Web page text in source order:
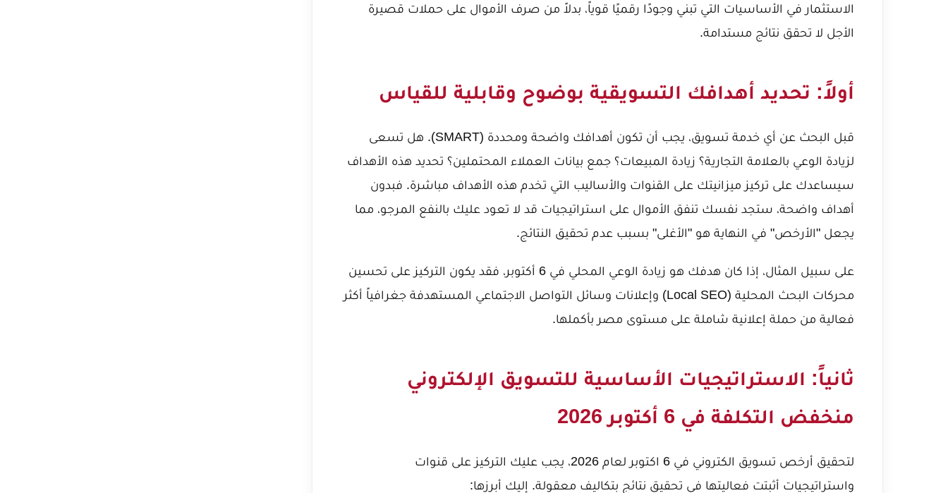
الاستثمار في الأساسيات التي تبني وجودًا رقميًا قوياً، بدلاً من صرف الأموال على حملات قصيرة
الأجل لا تحقق نتائج مستدامة.
أولاً: تحديد أهدافك التسويقية بوضوح وقابلية للقياس
قبل البحث عن أي خدمة تسويق، يجب أن تكون أهدافك واضحة ومحددة (SMART). هل تسعى
لزيادة الوعي بالعلامة التجارية؟ زيادة المبيعات؟ جمع بيانات العملاء المحتملين؟ تحديد هذه الأهداف
سيساعدك على تركيز ميزانيتك على القنوات والأساليب التي تخدم هذه الأهداف مباشرة. فبدون
أهداف واضحة، ستجد نفسك تنفق الأموال على استراتيجيات قد لا تعود عليك بالنفع المرجو، مما
يجعل "الأرخص" في النهاية هو "الأغلى" بسبب عدم تحقيق النتائج.
على سبيل المثال، إذا كان هدفك هو زيادة الوعي المحلي في 6 أكتوبر، فقد يكون التركيز على تحسين
محركات البحث المحلية (Local SEO) وإعلانات وسائل التواصل الاجتماعي المستهدفة جغرافياً أكثر
فعالية من حملة إعلانية شاملة على مستوى مصر بأكملها.
ثانياً: الاستراتيجيات الأساسية للتسويق الإلكتروني
منخفض التكلفة في 6 أكتوبر 2026
لتحقيق أرخص تسويق الكتروني في 6 اكتوبر لعام 2026، يجب عليك التركيز على قنوات
واستراتيجيات أثبتت فعاليتها في تحقيق نتائج بتكاليف معقولة. إليك أبرزها: